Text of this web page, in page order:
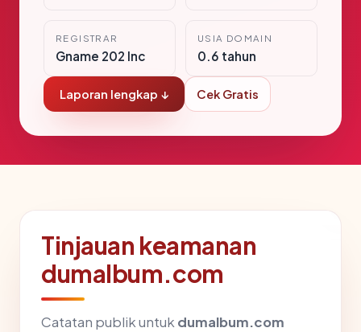
REGISTRAR
Gname 202 Inc
USIA DOMAIN
0.6 tahun
Laporan lengkap ↓ Cek Gratis
Tinjauan keamanan
dumalbum.com
Catatan publik untukdumalbum.com